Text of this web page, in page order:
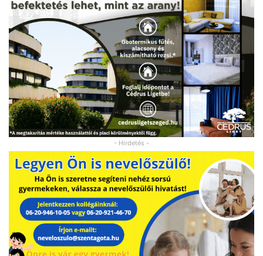
- Hirdetés -